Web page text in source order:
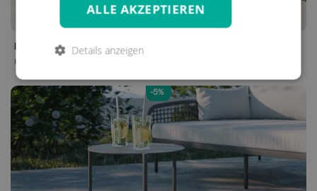
BEISTELLTISCHdoppelseitig
89 €
-5%
ALLE AKZEPTIEREN
Details anzeigen